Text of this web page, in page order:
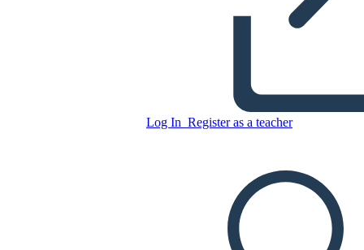
Log In Register as a teacher
תנאי מלחמה קרים - מירוץ החלל
ואת מירוץ החימוש
Copy this Storyboard
CREATE A STORYBOARD